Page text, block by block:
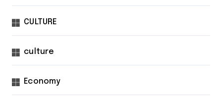
CULTURE
culture
Economy